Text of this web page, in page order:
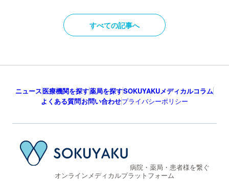
すべての記事へ
ニュース医療機関を探す薬局を探すSOKUYAKUメディカルコラム
よくある質問お問い合わせプライバシーポリシー
病院・薬局・患者様を繋ぐ
オンラインメディカルプラットフォーム